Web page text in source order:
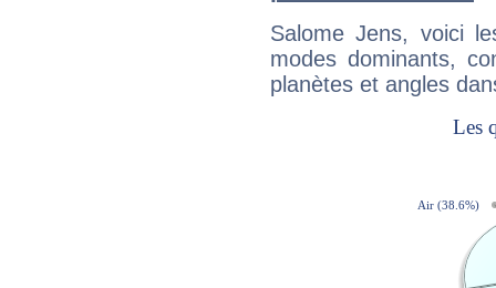
Salome Jens, voici
modes dominants,
planètes et angles